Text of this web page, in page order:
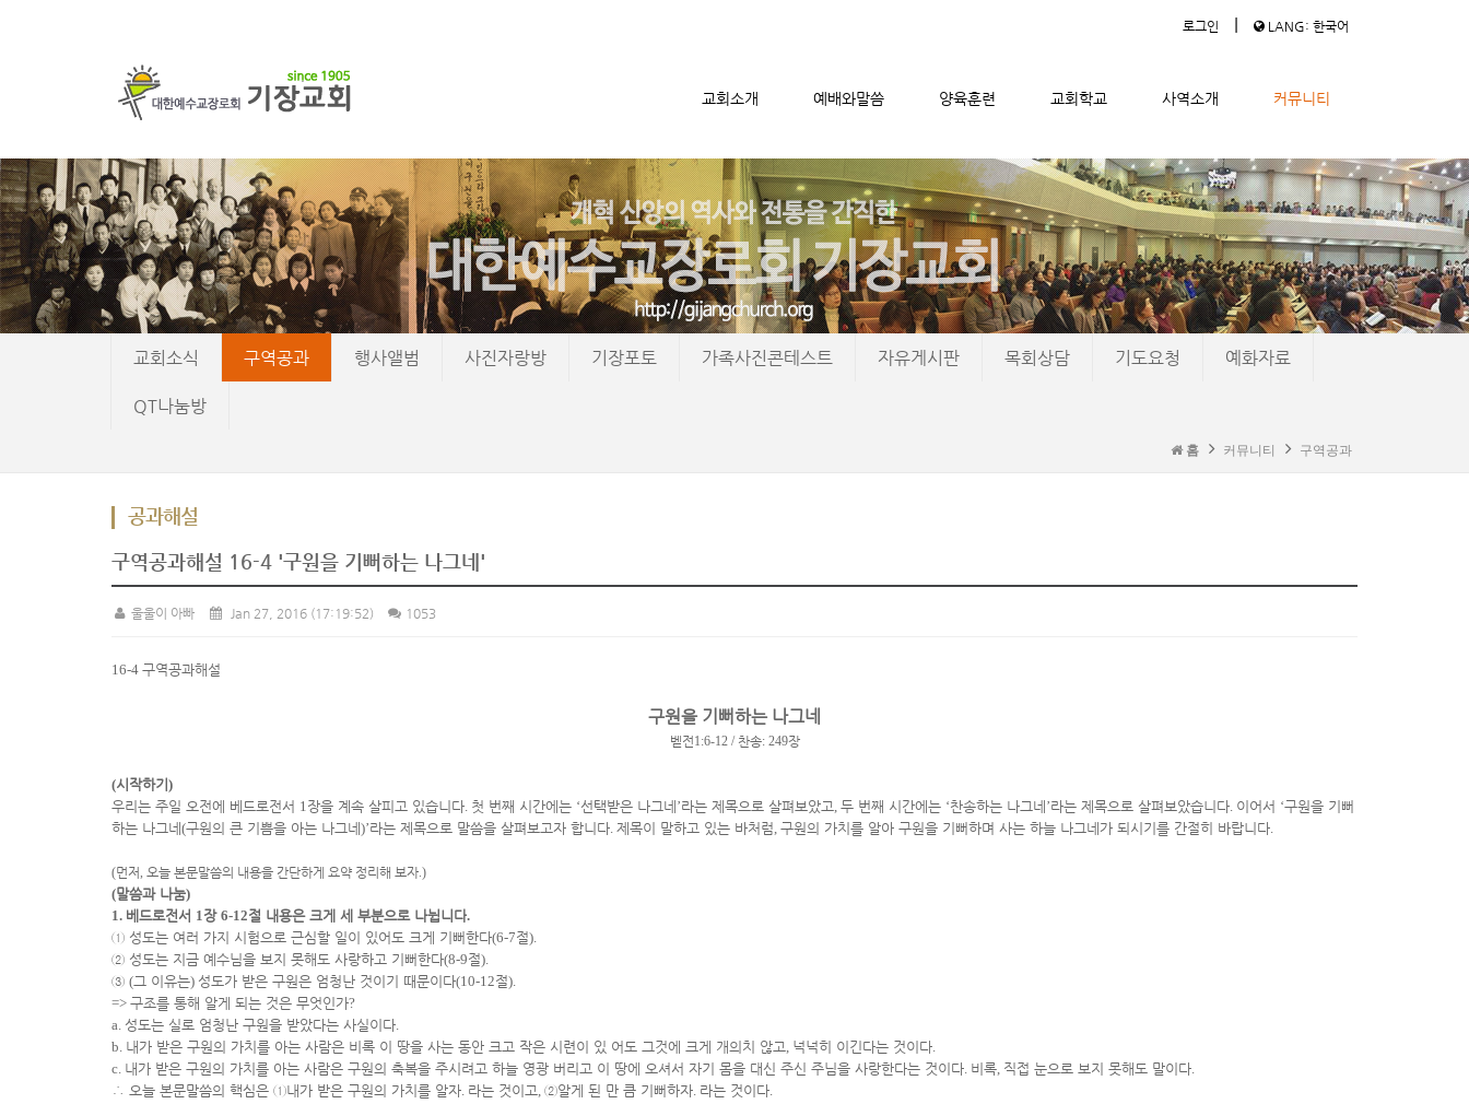
로그인 | LANG: 한국어
교회소개 예배와말씀 양육훈련 교회학교 사역소개 커뮤니티
메뉴 건너뛰기
교회소식 구역공과 행사앨범 사진자랑방 기장포토 가족사진콘테스트 자유게시판 목회상담 기도요청 예화자료
QT나눔방
홈 커뮤니티 구역공과
공과해설
구역공과해설 16-4 '구원을 기뻐하는 나그네'
울울이 아빠 Jan 27, 2016 (17:19:52) 1053
16-4 구역공과해설
구원을 기뻐하는 나그네
벧전1:6-12 / 찬송: 249장
(시작하기 )
우리는 주일 오전에 베드로전서 1장을 계속 살피고 있습니다. 첫 번째 시간에는 ‘선택받은 나그네 ’라는 제목으로 살펴보았고, 두 번째 시간에는 ‘찬송하는 나그네 ’라는 제목으로 살펴보았습니다. 이어서 ‘구원을 기뻐
하는 나그네 (구원의 큰 기쁨을 아는 나그네 )’라는 제목으로 말씀을 살펴보고자 합니다. 제목이 말하고 있는 바처럼, 구원의 가치를 알아 구원을 기뻐하며 사는 하늘 나그네가 되시기를 간절히 바랍니다.
(먼저, 오늘 본문말씀의 내용을 간단하게 요약 정리해 보자.)
(말씀과 나눔)
1. 베드로전서 1장 6-12절 내용은 크게 세 부분으로 나뉩니다.
① 성도는 여러 가지 시험으로 근심할 일이 있어도 크게 기뻐한다(6-7절).
② 성도는 지금 예수님을 보지 못해도 사랑하고 기뻐한다(8-9절).
③ (그 이유는) 성도가 받은 구원은 엄청난 것이기 때문이다(10-12절).
=> 구조를 통해 알게 되는 것은 무엇인가?
a. 성도는 실로 엄청난 구원을 받았다는 사실이다.
b. 내가 받은 구원의 가치를 아는 사람은 비록 이 땅을 사는 동안 크고 작은 시련이 있 어도 그것에 크게 개의치 않고, 넉넉히 이긴다는 것이다.
c. 내가 받은 구원의 가치를 아는 사람은 구원의 축복을 주시려고 하늘 영광 버리고 이 땅에 오셔서 자기 몸을 대신 주신 주님을 사랑한다는 것이다. 비록, 직접 눈으로 보지 못해도 말이다.
∴ 오늘 본문말씀의 핵심은 ①내가 받은 구원의 가치를 알자. 라는 것이고, ②알게 된 만 큼 기뻐하자. 라는 것이다.